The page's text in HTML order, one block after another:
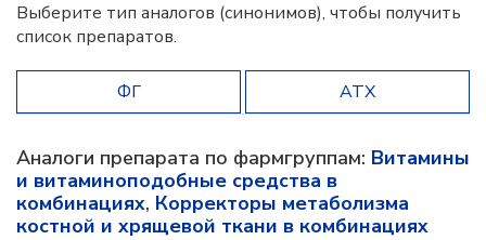
Выберите тип аналогов (синонимов), чтобы получить
список препаратов.
ФГ АТХ
Аналоги препарата по фармгруппам: Витамины
и витаминоподобные средства в
комбинациях, Корректоры метаболизма
костной и хрящевой ткани в комбинациях